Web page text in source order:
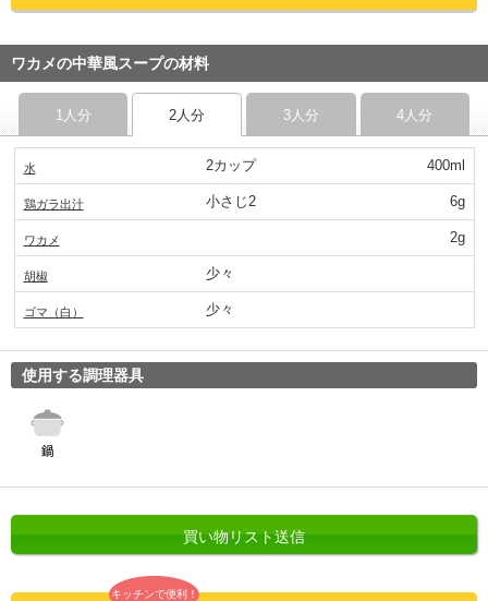
ワカメの中華風スープの材料
1人分 2人分 3人分 4人分
水 2カップ 400ml
鶏ガラ出汁 小さじ2 6g
ワカメ 2g
胡椒 少々
ゴマ（白） 少々
使用する調理器具
買い物リスト送信
キッチンで便利！